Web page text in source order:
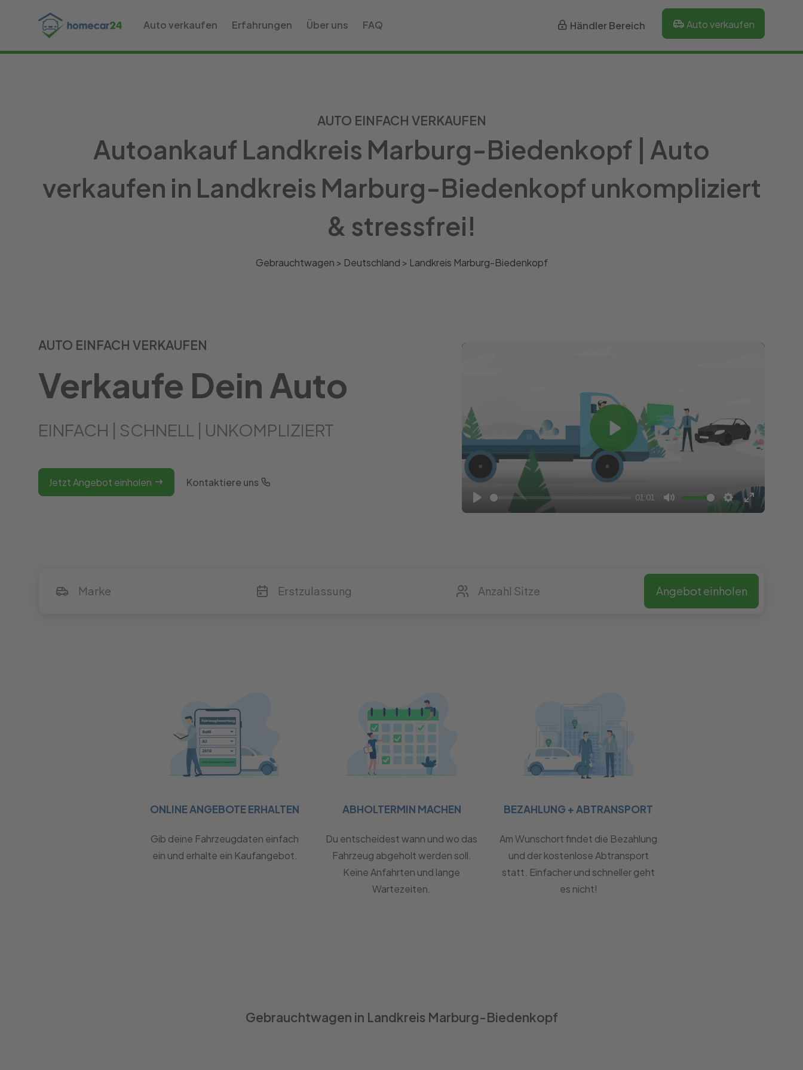
Auto verkaufen Erfahrungen Über uns FAQ Händler Bereich Auto verkaufen
AUTO EINFACH VERKAUFEN
Autoankauf Landkreis Marburg-Biedenkopf | Auto
verkaufen in Landkreis Marburg-Biedenkopf unkompliziert
& stressfrei!
Gebrauchtwagen > Deutschland > Landkreis Marburg-Biedenkopf
AUTO EINFACH VERKAUFEN
Verkaufe Dein Auto
EINFACH | SCHNELL | UNKOMPLIZIERT
Jetzt Angebot einholen Kontaktiere uns
Play
01:01
Mute Settings
Enter
Play
Angebot einholen
ONLINE ANGEBOTE ERHALTEN
Gib deine Fahrzeugdaten einfach
ein und erhalte ein Kaufangebot.
ABHOLTERMIN MACHEN
Du entscheidest wann und wo das
Fahrzeug abgeholt werden soll.
Keine Anfahrten und lange
Wartezeiten.
BEZAHLUNG + ABTRANSPORT
Am Wunschort findet die Bezahlung
und der kostenlose Abtransport
statt. Einfacher und schneller geht
es nicht!
Gebrauchtwagen in Landkreis Marburg-Biedenkopf